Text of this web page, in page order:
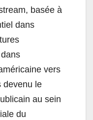
basée à
dans
vers
devenu le
au sein
du